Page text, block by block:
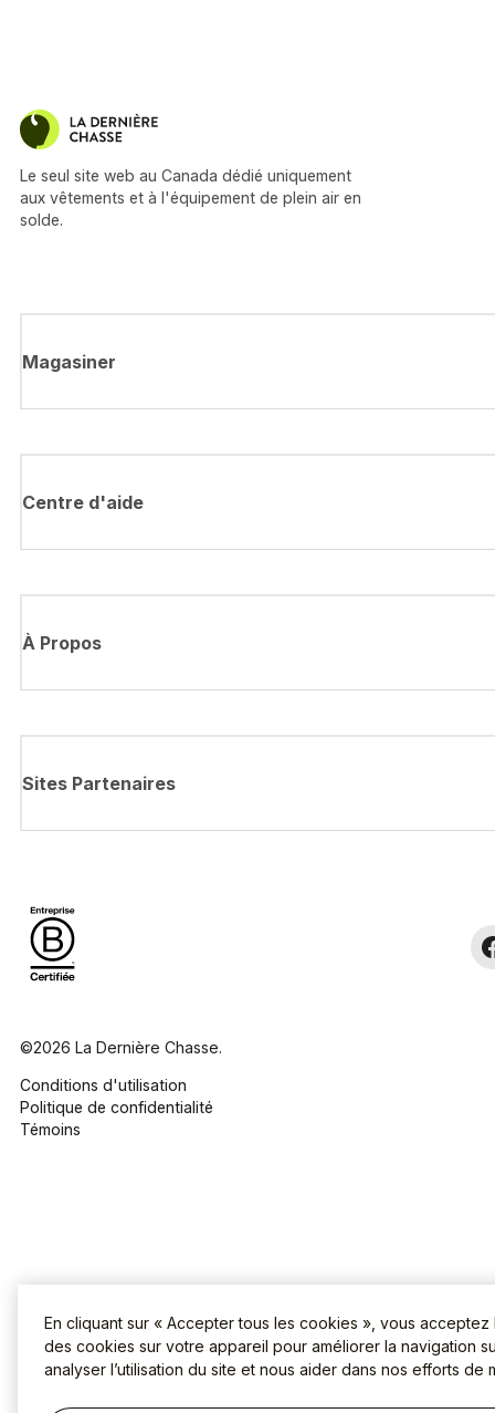
Le seul site web au Canada dédié uniquement
aux vêtements et à l'équipement de plein air en
solde.
Magasiner
Centre d'aide
À Propos
Sites Partenaires
©2026 La Dernière Chasse.
Conditions d'utilisation
Politique de confidentialité
Témoins
En cliquant sur « Accepter tous les cookies », vous
des cookies sur votre appareil pour améliorer la navigation
analyser l’utilisation du site et nous aider dans nos efforts de